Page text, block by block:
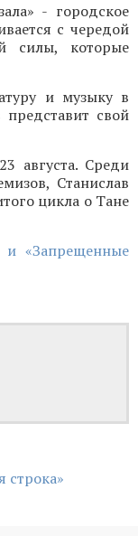
- городское
с чередой
силы, которые
и музыку в
свой
августа. Среди
Станислав
цикла о Тане
и «Запрещенные